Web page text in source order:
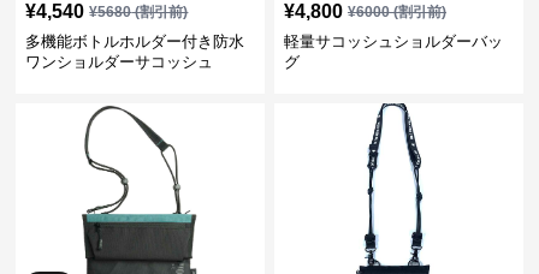
¥4,540 ¥5680(割引前)
多機能ボトルホルダー付き防水
ワンショルダーサコッシュ
¥4,800 ¥6000(割引前)
軽量サコッシュショルダーバッ
グ